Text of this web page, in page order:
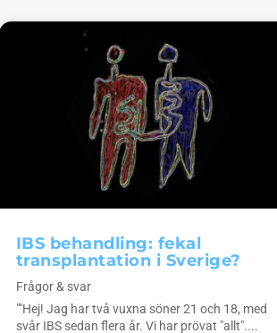
IBS behandling: fekal
transplantation i Sverige?
Frågor & svar
""Hej! Jag har två vuxna söner 21 och 18, med
svår IBS sedan flera år. Vi har prövat "allt"....